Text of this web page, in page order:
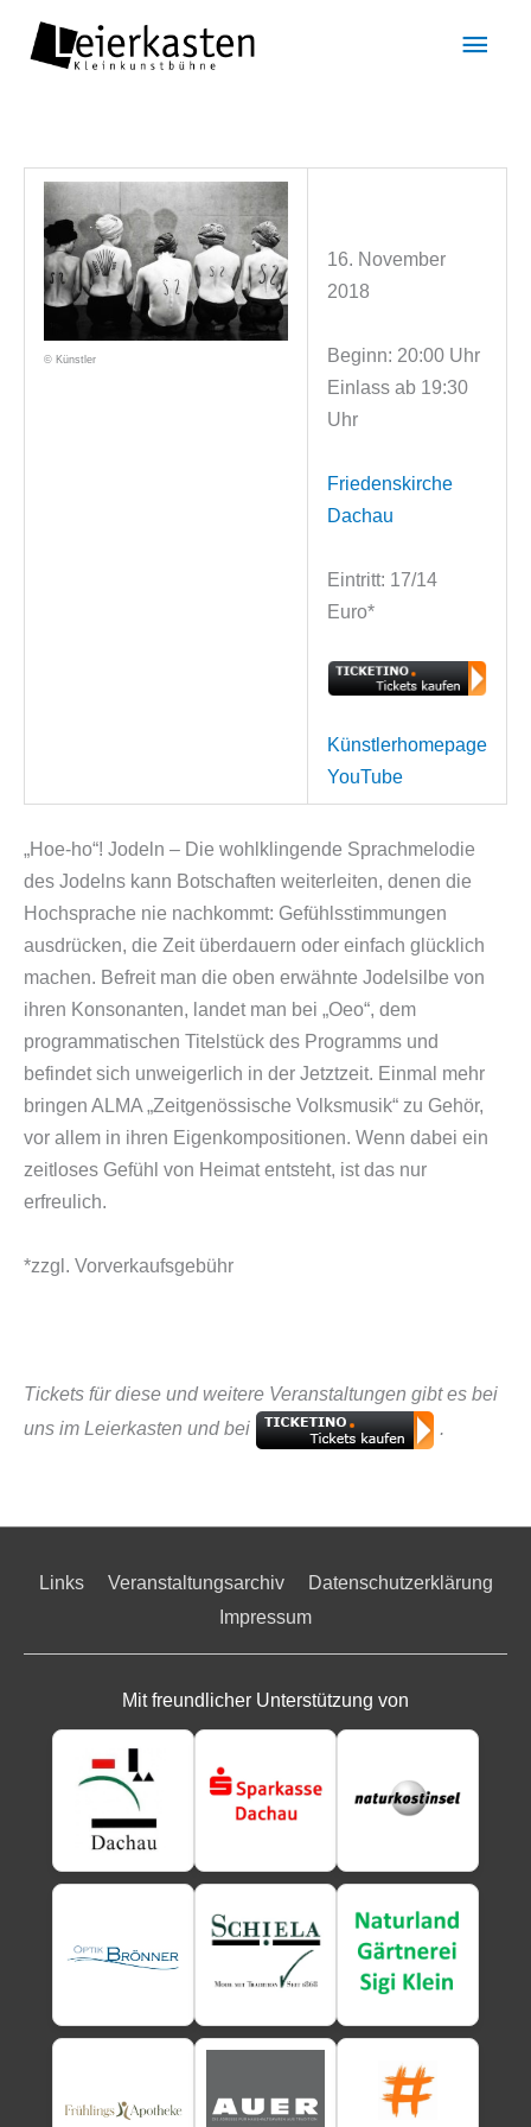
Inhalt
© Künstler
16. November
2018
Beginn: 20:00 Uhr
Einlass ab 19:30
Uhr
Friedenskirche
Dachau
Eintritt: 17/14
Euro*
Künstlerhomepage
YouTube
„Hoe-ho“! Jodeln – Die wohlklingende Sprachmelodie
des Jodelns kann Botschaften weiterleiten, denen die
Hochsprache nie nachkommt: Gefühlsstimmungen
ausdrücken, die Zeit überdauern oder einfach glücklich
machen. Befreit man die oben erwähnte Jodelsilbe von
ihren Konsonanten, landet man bei „Oeo“, dem
programmatischen Titelstück des Programms und
befindet sich unweigerlich in der Jetztzeit. Einmal mehr
bringen ALMA „Zeitgenössische Volksmusik“ zu Gehör,
vor allem in ihren Eigenkompositionen. Wenn dabei ein
zeitloses Gefühl von Heimat entsteht, ist das nur
erfreulich.
*zzgl. Vorverkaufsgebühr
Tickets für diese und weitere Veranstaltungen gibt es bei
uns im Leierkasten und bei
.
Links Veranstaltungsarchiv
Datenschutzerklärung
Impressum
Mit freundlicher Unterstützung von